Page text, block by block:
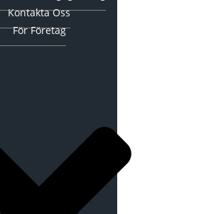
Kontakta Oss
För Företag